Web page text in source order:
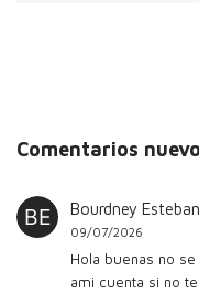
Comentarios
Bourdney
09/07/2026
Hola buenas no
ami cuenta si no